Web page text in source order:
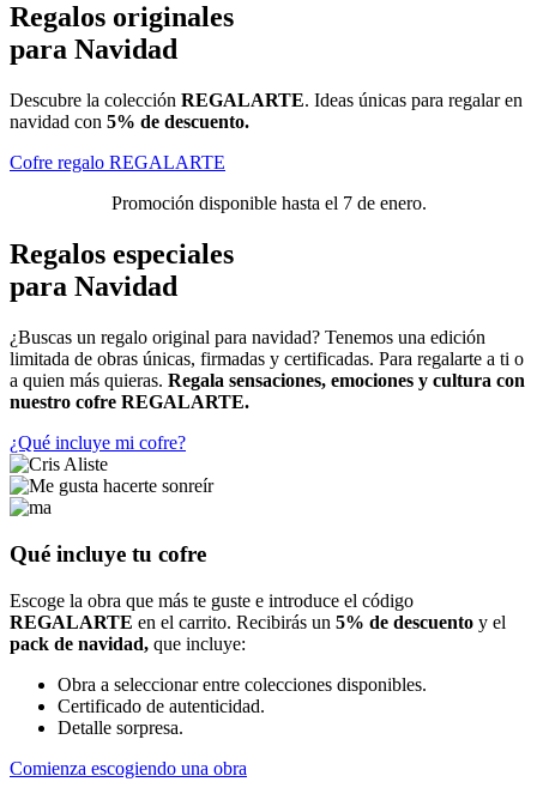
Regalos originales
para Navidad
Descubre la colección REGALARTE. Ideas únicas para regalar en
navidad con 5% de descuento.
Cofre regalo REGALARTE
Promoción disponible hasta el 7 de enero.
Regalos especiales
para Navidad
¿Buscas un regalo original para navidad? Tenemos una edición
limitada de obras únicas, firmadas y certificadas. Para regalarte a ti o
a quien más quieras. Regala sensaciones, emociones y cultura con
nuestro cofre REGALARTE.
¿Qué incluye mi cofre?
Qué incluye tu cofre
Escoge la obra que más te guste e introduce el código
REGALARTE en el carrito. Recibirás un 5% de descuento y el
pack de navidad, que incluye:
Obra a seleccionar entre colecciones disponibles.
Certificado de autenticidad.
Detalle sorpresa.
Comienza escogiendo una obra